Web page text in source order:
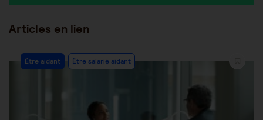
Articles en lien
Être aidant Être salarié aidant